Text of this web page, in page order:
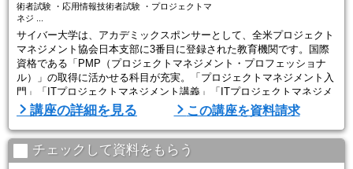
術者試験 ・応用情報技術者試験 ・プロジェクトマ
ネジ ...
サイバー大学は、アカデミックスポンサーとして、全米プロジェクト
マネジメント協会日本支部に3番目に登録された教育機関です。国際
資格である「PMP（プロジェクトマネジメント・プロフェッショナ
ル）」の取得に活かせる科目が充実。「プロジェクトマネジメント入
門」「ITプロジェクトマネジメント講義」「ITプロジェクトマネジメ
ント演習」の3科目を修得することで、受験資格である「35時間の公
式研修」に対して、各科目15時間（計45時間分）の実績として申請可
能です。
【サイバー大学について】
講座の詳細を見る この講座を資料請求
チェックして資料をもらう